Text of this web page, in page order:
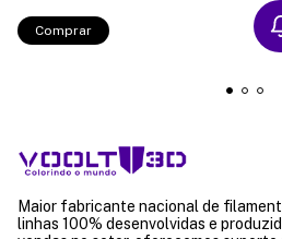
Comprar
Maior fabricante nacional de
linhas 100% desenvolvidas e